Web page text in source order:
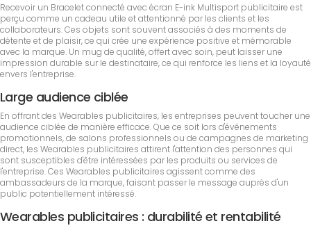
Recevoir un Bracelet connecté avec écran E-ink Multisport publicitaire est
perçu comme un cadeau utile et attentionné par les clients et les
collaborateurs. Ces objets sont souvent associés à des moments de
détente et de plaisir, ce qui crée une expérience positive et mémorable
avec la marque. Un mug de qualité, offert avec soin, peut laisser une
impression durable sur le destinataire, ce qui renforce les liens et la loyauté
envers l'entreprise.
Large audience ciblée
En offrant des Wearables publicitaires, les entreprises peuvent toucher une
audience ciblée de manière efficace. Que ce soit lors d'événements
promotionnels, de salons professionnels ou de campagnes de marketing
direct, les Wearables publicitaires attirent l'attention des personnes qui
sont susceptibles d'être intéressées par les produits ou services de
l'entreprise. Ces Wearables publicitaires agissent comme des
ambassadeurs de la marque, faisant passer le message auprès d'un
public potentiellement intéressé.
Wearables publicitaires : durabilité et rentabilité